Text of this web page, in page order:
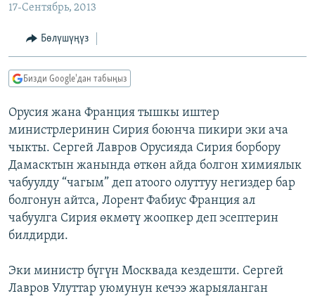
ЭКОНОМИКА
МАДАНИЯТ
БОРБОР АЗИЯ
АТАЙЫН ИЛИКТӨӨ
ТВ ПРОГРАММАЛАР
ЭКСПЕРТТЕР ТАЛДАЙТ
БИЗ ЖАНА ДҮЙНӨ
ДАНИСТЕ
ЭЖЕ-СИҢДИЛЕР
АЗАТТЫК+
ЫҢГАЙСЫЗ СУРООЛОР
ӨЗГӨЧӨ ПИКИР
Русский
ОНЛАЙН ШЕРИНЕ
17-Сентябрь, 2013
Бөлүшүңүз
Бизди Google'дан табыңыз
Орусия жана Франция тышкы иштер
министрлеринин Сирия боюнча пикири эки ача
чыкты. Сергей Лавров Орусияда Сирия борбору
Дамасктын жанында өткөн айда болгон химиялык
чабуулду “чагым” деп атоого олуттуу негиздер бар
болгонун айтса, Лорент Фабиус Франция ал
чабуулга Сирия өкмөтү жоопкер деп эсептерин
билдирди.
Эки министр бүгүн Москвада кездешти. Сергей
Лавров Улуттар уюмунун кечээ жарыяланган